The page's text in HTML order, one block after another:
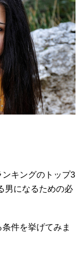
キングのトップ3
男になるための必
件を挙げてみま